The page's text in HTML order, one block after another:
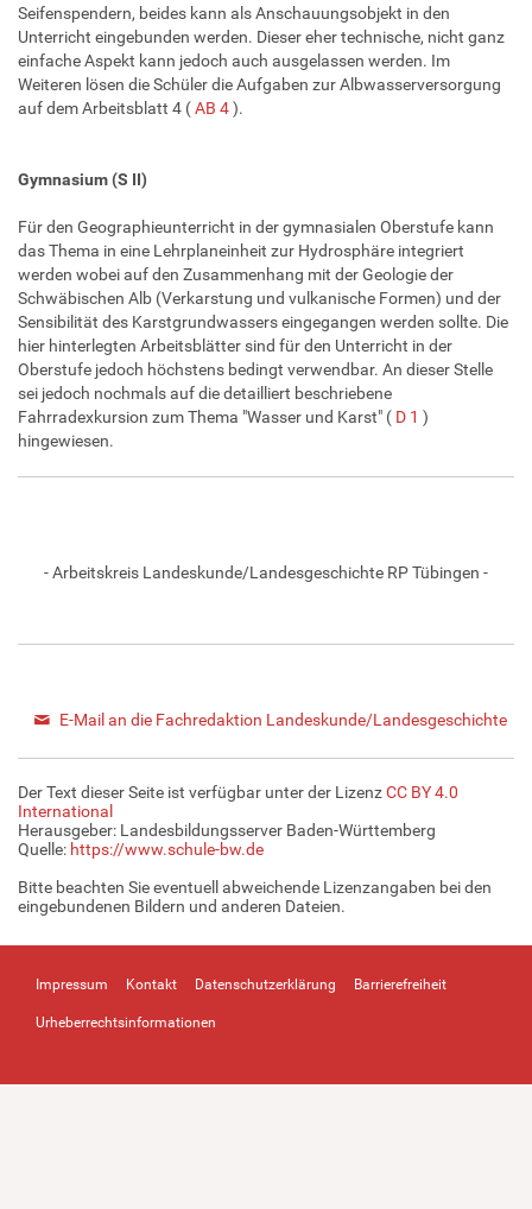
Seifenspendern, beides kann als Anschauungsobjekt in den
Unterricht eingebunden werden. Dieser eher technische, nicht ganz
einfache Aspekt kann jedoch auch ausgelassen werden. Im
Weiteren lösen die Schüler die Aufgaben zur Albwasserversorgung
auf dem Arbeitsblatt 4 (AB 4).
Gymnasium (S II)
Für den Geographieunterricht in der gymnasialen Oberstufe kann
das Thema in eine Lehrplaneinheit zur Hydrosphäre integriert
werden wobei auf den Zusammenhang mit der Geologie der
Schwäbischen Alb (Verkarstung und vulkanische Formen) und der
Sensibilität des Karstgrundwassers eingegangen werden sollte. Die
hier hinterlegten Arbeitsblätter sind für den Unterricht in der
Oberstufe jedoch höchstens bedingt verwendbar. An dieser Stelle
sei jedoch nochmals auf die detailliert beschriebene
Fahrradexkursion zum Thema "Wasser und Karst" ( D 1 )
hingewiesen.
- Arbeitskreis Landeskunde/Landesgeschichte RP Tübingen -
E-Mail an die Fachredaktion Landeskunde/Landesgeschichte
Der Text dieser Seite ist verfügbar unter der LizenzCC BY 4.0
International
Herausgeber: Landesbildungsserver Baden-Württemberg
Quelle: https://www.schule-bw.de
Bitte beachten Sie eventuell abweichende Lizenzangaben bei den
eingebundenen Bildern und anderen Dateien.
Impressum Kontakt Datenschutzerklärung Barrierefreiheit
Urheberrechtsinformationen